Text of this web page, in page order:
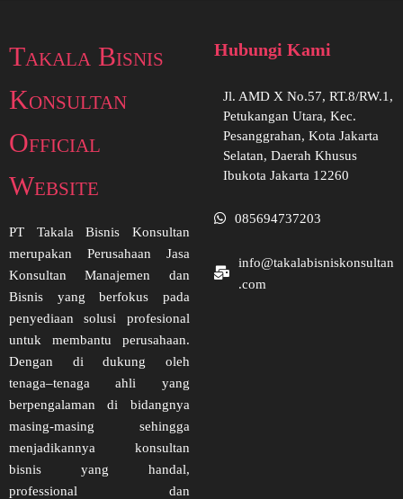
Takala Bisnis
Konsultan
Official
Website
PT Takala Bisnis Konsultan
merupakan Perusahaan Jasa
Konsultan Manajemen dan
Bisnis yang berfokus pada
penyediaan solusi profesional
untuk membantu perusahaan.
Dengan di dukung oleh
tenaga–tenaga ahli yang
berpengalaman di bidangnya
masing-masing sehingga
menjadikannya konsultan
bisnis yang handal,
professional dan
Hubungi Kami
Jl. AMD X No.57, RT.8/RW.1,
Petukangan Utara, Kec.
Pesanggrahan, Kota Jakarta
Selatan, Daerah Khusus
Ibukota Jakarta 12260
085694737203
info@takalabisniskonsultan
.com